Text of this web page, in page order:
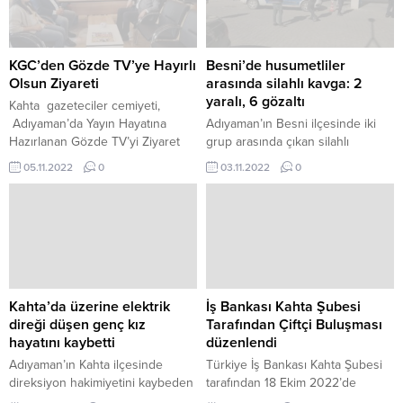
çocuğun yattığını görenler
durumu 112’ye bildirdi. İhbarla
gelen sağlık ekiplerinin
kontrolünde çocuğun yaşamını
yitirdiği belirlendi. Üzerinden
kimlik çıkmayan 10 yaşlarındaki
çocuğun cansız...
çalışmalar yaparak mesleki
cemiyet olarak güç birliği yapma
kararı aldı. Adıyaman İnternet
Gazetecileri Cemiyeti ile Kahta
Gazetecileri Cemiyeti’nin kardeş
cemiyet olarak...
KGC’den Gözde TV’ye Hayırlı
Olsun Ziyareti
Kahta gazeteciler cemiyeti,
Adıyaman’da Yayın Hayatına
Hazırlanan Gözde TV’yi Ziyaret
Etti. Kahta Gazeteciler Cemiyeti
Başkanı Kemal Kutlu
ziyarette bulunduk. Gözde Tv
Genel Yayın Yönetmeni
Abdurrahman Akçal ile Gözde Tv
Haber...
05.11.2022 0
Besni’de husumetliler
arasında silahlı kavga: 2
yaralı, 6 gözaltı
Adıyaman’ın Besni ilçesinde iki
grup arasında çıkan silahlı
kavgada 2 kişi yaralandı, 6
şüpheli gözaltına alındı. Alınan
tartışmaya başladı. Kavgaya
dönüşen olayda taraflardan biri,
av tüfeğiyle rastgele ateş açtı.
Tüfekten çıkan...
03.11.2022 0
Kahta’da üzerine elektrik
direği düşen genç kız
hayatını kaybetti
Adıyaman’ın Kahta ilçesinde
direksiyon hakimiyetini kaybeden
İş Bankası Kahta Şubesi
Tarafından Çiftçi Buluşması
düzenlendi
Türkiye İş Bankası Kahta Şubesi
tarafından 18 Ekim 2022’de